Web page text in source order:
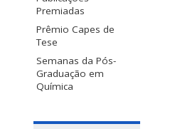
Premiadas
Prêmio Capes de
Tese
Semanas da Pós-
Graduação em
Química